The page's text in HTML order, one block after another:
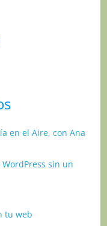
en el Aire, con Ana
sin un
tu web